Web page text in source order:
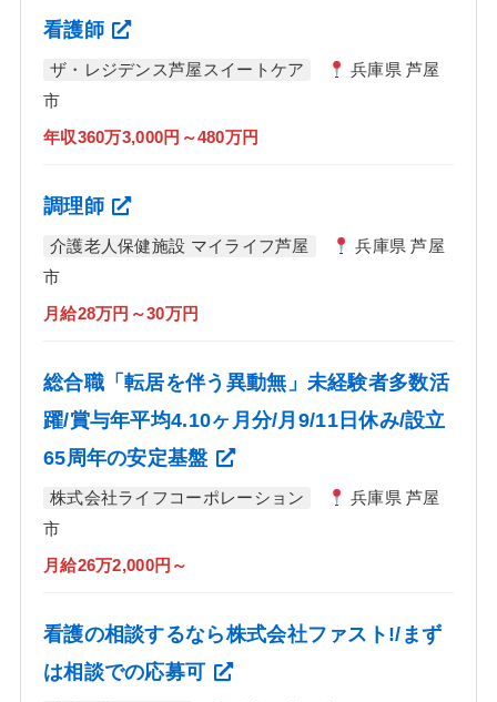
看護師
ザ・レジデンス芦屋スイートケア
兵庫県 芦屋
市
年収360万3,000円～480万円
調理師
介護老人保健施設 マイライフ芦屋
兵庫県 芦屋
市
月給28万円～30万円
総合職「転居を伴う異動無」未経験者多数活
躍/賞与年平均4.10ヶ月分/月9/11日休み/設立
65周年の安定基盤
株式会社ライフコーポレーション
兵庫県 芦屋
市
月給26万2,000円～
看護の相談するなら株式会社ファスト!/まず
は相談での応募可